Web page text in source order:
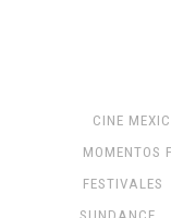
CINE
MOMENTOS
FESTIVALES